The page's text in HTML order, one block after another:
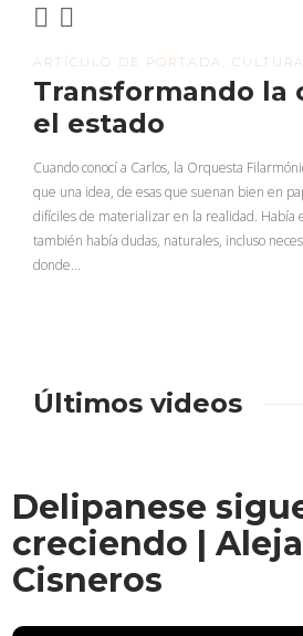
ARTÍCULO DE PORTADA CULTURA
Transformando la
el estado
Cuando conocí a Carlos, la Orquesta
que una idea, de esas que suenan bien en
difíciles de materializar en la realidad. Había
también había dudas, naturales, incluso
donde…
Últimos videos
Delipanese
creciendo |
Cisneros